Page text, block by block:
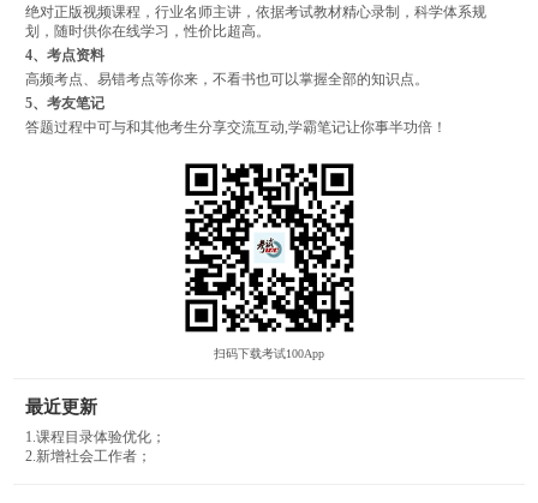
绝对正版视频课程，行业名师主讲，依据考试教材精心录制，科学体系规
划，随时供你在线学习，性价比超高。
4、考点资料
高频考点、易错考点等你来，不看书也可以掌握全部的知识点。
5、考友笔记
答题过程中可与和其他考生分享交流互动,学霸笔记让你事半功倍！
扫码下载考试100App
最近更新
1.课程目录体验优化；
2.新增社会工作者；